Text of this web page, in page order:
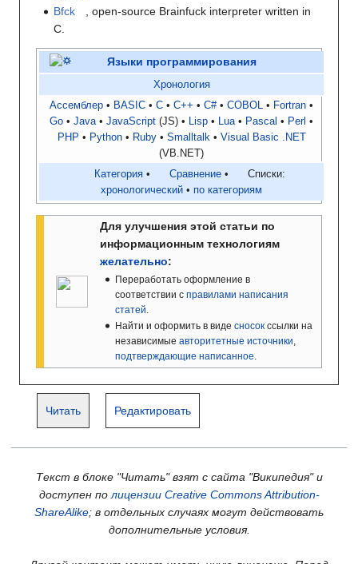
Bfck
, open-source Brainfuck interpreter written in
C.
Языки программирования
Хронология
Ассемблер
BASIC C C++ C# COBOL
Fortran
Go
Java JavaScript (JS) Lisp Lua Pascal
Perl
PHP
Python Ruby Smalltalk
Visual Basic .NET
(VB.NET)
Категория
Сравнение
Списки:
хронологический
по категориям
Для улучшения этой статьи по
информационным технологиям
желательно:
Переработать оформление в
соответствии справилами написания
статей.
Найти и оформить в видесносок ссылки на
независимыеавторитетные источники,
подтверждающие написанное.
Читать Редактировать
Текст в блоке "Читать" взят с сайта "Википедия" и
доступен по лицензии Creative Commons Attribution-
ShareAlike; в отдельных случаях могут действовать
дополнительные условия.